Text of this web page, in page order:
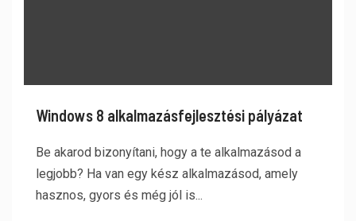
Windows 8 alkalmazásfejlesztési pályázat
Be akarod bizonyítani, hogy a te alkalmazásod a
legjobb? Ha van egy kész alkalmazásod, amely
hasznos, gyors és még jól is...